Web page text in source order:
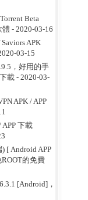
Beta
體 - 2020-03-16
APK
03-15
，好用的手
載- 2020-03-
APK / APP
下載
[ Android APP
的免費
[Android]，